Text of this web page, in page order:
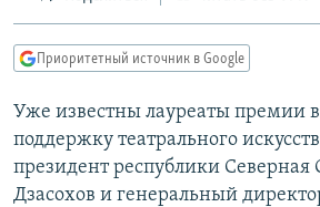
поискуСЕВЕР.РЕАЛИИ
СИБИРЬ.РЕАЛИИ
ПОДПИШИТЕСЬ НА РАССЫЛКУ
СОЦИАЛЬНЫЕ СЕТИ
Приоритетный источник в Google
Уже известны лауреаты премии
поддержку театрального
президент республики Северная
Дзасохов и генеральный